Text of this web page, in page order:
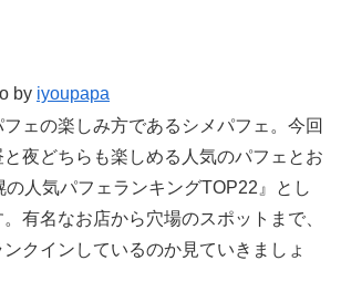
by iyoupapa
ェの楽しみ方であるシメパフェ。今回
夜どちらも楽しめる人気のパフェとお
の人気パフェランキングTOP22』とし
有名なお店から穴場のスポットまで、
クインしているのか見ていきましょ